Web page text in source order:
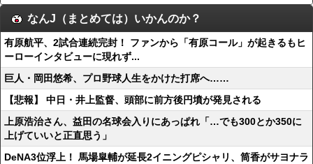
なんJ（まとめては）いかんのか？
有原航平、2試合連続完封！ ファンから「有原コール」が起きるもヒ
ーローインタビューに現れず...
巨人・岡田悠希、プロ野球人生をかけた打席へ……
【悲報】 中日・井上監督、頭部に前方後円墳が発見される
上原浩治さん、益田の名球会入りにあっぱれ「…でも300とか350に
上げていいと正直思う」
DeNA3位浮上！ 馬場皐輔が延長2イニングピシャリ、筒香がサヨナラ